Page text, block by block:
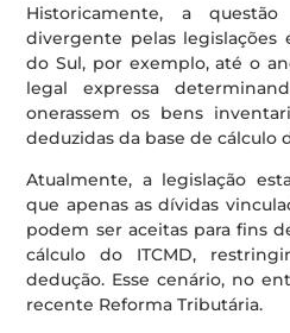
Historicamente, a
divergente pelas legislações
do Sul, por exemplo, até o
legal expressa
onerassem os bens
deduzidas da base de cálculo
Atualmente, a legislação
que apenas as dívidas
podem ser aceitas para fins
cálculo do ITCMD,
dedução. Esse cenário, no
recente Reforma Tributária.